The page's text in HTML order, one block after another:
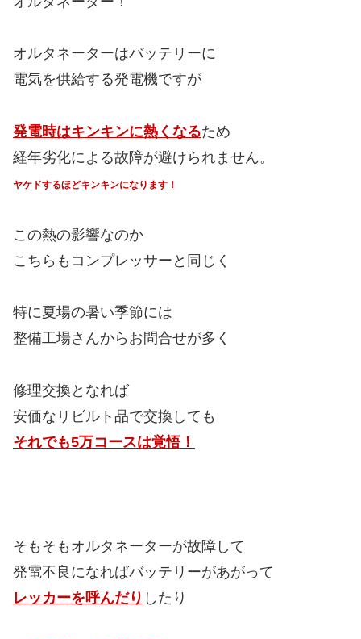
オルタネーターはバッテリーに
電気を供給する発電機ですが
発電時はキンキンに熱くなるため
経年劣化による故障が避けられません。
ヤケドするほどキンキンになります！
この熱の影響なのか
こちらもコンプレッサーと同じく
特に夏場の暑い季節には
整備工場さんからお問合せが多く
修理交換となれば
安価なリビルト品で交換しても
それでも5万コースは覚悟！
そもそもオルタネーターが故障して
発電不良になればバッテリーがあがって
レッカーを呼んだり したり